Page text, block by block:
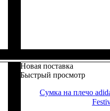
Новая поставка
Быстрый просмотр
Сумка на плечо